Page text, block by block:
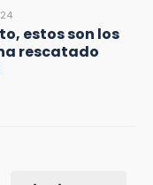
estos son los
rescatado